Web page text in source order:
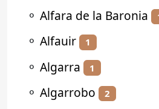
⚬ Alfara de la Baronia
⚬ Alfauir 1
⚬ Algarra 1
⚬ Algarrobo 2